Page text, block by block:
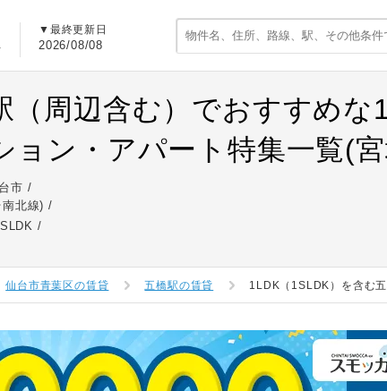
▼最終更新日
2026/08/08
（周辺含む）でおすすめな
ョン・アパート特集一覧(
市
北線)
仙台市青葉区の賃貸 五橋駅の賃貸 1LDK（1SLDK）を含む